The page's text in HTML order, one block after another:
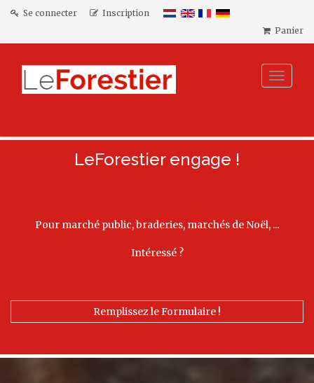
Se connecter
Inscription
Panier
Toggle
LeForestier engage !
Pour marché public, braderies, marchés de Noël, ...
Intéressé ?
Remplissez le Formulaire !